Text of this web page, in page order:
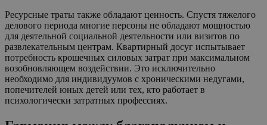
Ресурсные траты также обладают ценность. Спустя тяжелого
делового периода многие персоны не обладают мощностью
для деятельной социальной деятельности или визитов по
развлекательным центрам. Квартирный досуг испытывает
потребность крошечных силовых затрат при максимальном
возобновляющем воздействии. Это исключительно
необходимо для индивидуумов с хроническими недугами,
попечителей юных детей или тех, кто работает в
психологически затратных профессиях.